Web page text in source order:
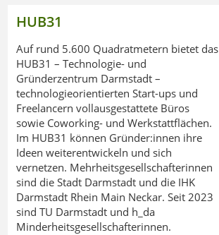
HUB31
Auf rund 5.600 Quadratmetern bietet das
HUB31 – Technologie- und
Gründerzentrum Darmstadt –
technologieorientierten Start-ups und
Freelancern vollausgestattete Büros
sowie Coworking- und Werkstattflächen.
Im HUB31 können Gründer:innen ihre
Ideen weiterentwickeln und sich
vernetzen. Mehrheitsgesellschafterinnen
sind die Stadt Darmstadt und die IHK
Darmstadt Rhein Main Neckar. Seit 2023
sind TU Darmstadt und h_da
Minderheitsgesellschafterinnen.